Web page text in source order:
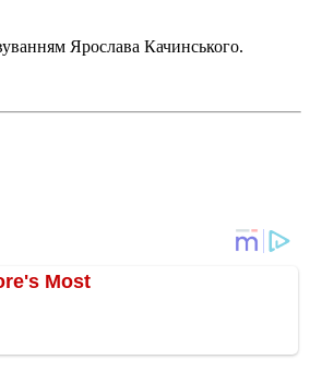
Ярослава Качинського.